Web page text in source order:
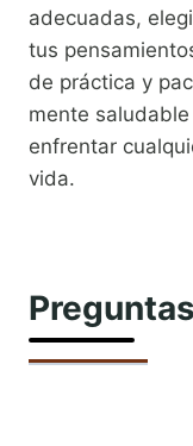
adecuadas,
tus
de práctica y
mente
enfrentar
vida.